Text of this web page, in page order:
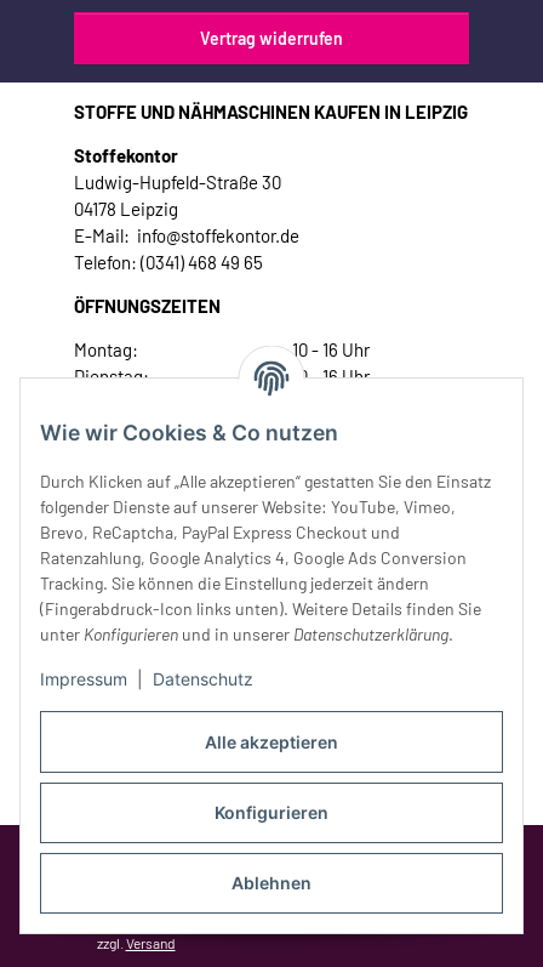
Alle akzeptieren
Konfigurieren
Ablehnen
Wie wir Cookies & Co nutzen
Durch Klicken auf „Alle akzeptieren“ gestatten Sie den Einsatz
folgender Dienste auf unserer Website: YouTube, Vimeo,
Brevo, ReCaptcha, PayPal Express Checkout und
Ratenzahlung, Google Analytics 4, Google Ads Conversion
Tracking. Sie können die Einstellung jederzeit ändern
(Fingerabdruck-Icon links unten). Weitere Details finden Sie
unter Konfigurieren und in unserer Datenschutzerklärung.
Impressum Datenschutz
Vertrag widerrufen
STOFFE UND NÄHMASCHINEN KAUFEN IN LEIPZIG
Stoffekontor
Ludwig-Hupfeld-Straße 30
04178 Leipzig
E-Mail: info@stoffekontor.de
Telefon: (0341) 468 49 65
ÖFFNUNGSZEITEN
Montag:
10 - 16 Uhr
Dienstag:
10 - 16 Uhr
Donnerstag:
10 - 18 Uhr
Samstag:
10 - 14 Uhr
Unser Service
Rechtliches
Google Analytics deaktivierenStatus:
zzgl. Versand